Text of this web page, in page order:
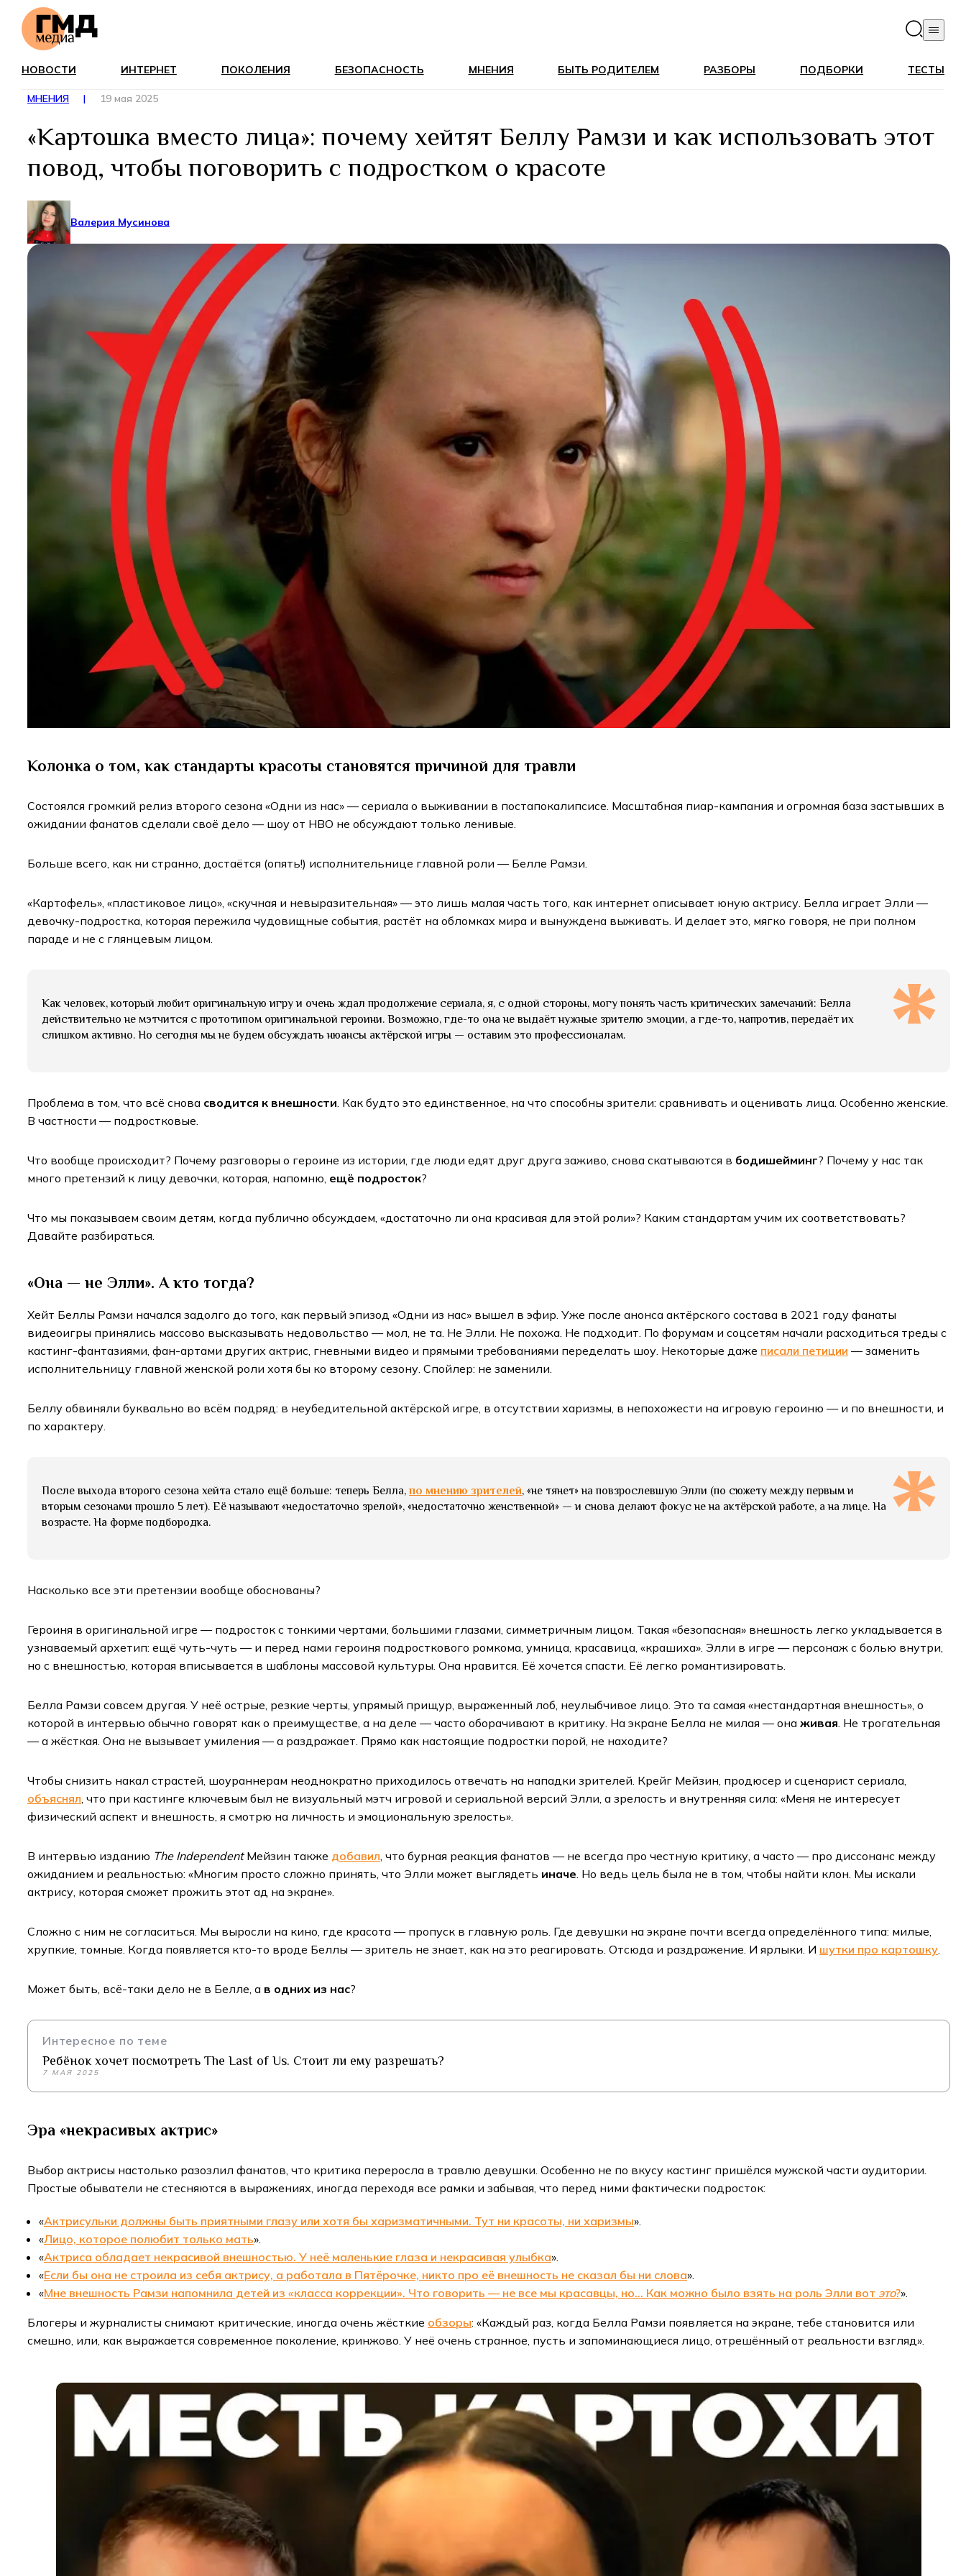
НОВОСТИ ИНТЕРНЕТ ПОКОЛЕНИЯ БЕЗОПАСНОСТЬ МНЕНИЯ БЫТЬ РОДИТЕЛЕМ РАЗБОРЫ ПОДБОРКИ ТЕСТЫ
МНЕНИЯ | 19 мая 2025
«Картошка вместо лица»: почему хейтят Беллу Рамзи и как использовать этот
повод, чтобы поговорить с подростком о красоте
Валерия Мусинова
Колонка о том, как стандарты красоты становятся причиной для травли
Состоялся громкий релиз второго сезона «Одни из нас» — сериала о выживании в постапокалипсисе. Масштабная пиар-кампания и огромная база застывших в
ожидании фанатов сделали своё дело — шоу от HBO не обсуждают только ленивые.
Больше всего, как ни странно, достаётся (опять!) исполнительнице главной роли — Белле Рамзи.
«Картофель», «пластиковое лицо», «скучная и невыразительная» — это лишь малая часть того, как интернет описывает юную актрису. Белла играет Элли —
девочку-подростка, которая пережила чудовищные события, растёт на обломках мира и вынуждена выживать. И делает это, мягко говоря, не при полном
параде и не с глянцевым лицом.
Как человек, который любит оригинальную игру и очень ждал продолжение сериала, я, с одной стороны, могу понять часть критических замечаний: Белла
действительно не мэтчится с прототипом оригинальной героини. Возможно, где-то она не выдаёт нужные зрителю эмоции, а где-то, напротив, передаёт их
слишком активно. Но сегодня мы не будем обсуждать нюансы актёрской игры — оставим это профессионалам.
Проблема в том, что всё снова сводится к внешности. Как будто это единственное, на что способны зрители: сравнивать и оценивать лица. Особенно женские.
В частности — подростковые.
Что вообще происходит? Почему разговоры о героине из истории, где люди едят друг друга заживо, снова скатываются в бодишейминг? Почему у нас так
много претензий к лицу девочки, которая, напомню, ещё подросток?
Что мы показываем своим детям, когда публично обсуждаем, «достаточно ли она красивая для этой роли»? Каким стандартам учим их соответствовать?
Давайте разбираться.
«Она — не Элли». А кто тогда?
Хейт Беллы Рамзи начался задолго до того, как первый эпизод «Одни из нас» вышел в эфир. Уже после анонса актёрского состава в 2021 году фанаты
видеоигры принялись массово высказывать недовольство — мол, не та. Не Элли. Не похожа. Не подходит. По форумам и соцсетям начали расходиться треды с
кастинг-фантазиями, фан-артами других актрис, гневными видео и прямыми требованиями переделать шоу. Некоторые даже писали петиции — заменить
исполнительницу главной женской роли хотя бы ко второму сезону. Спойлер: не заменили.
Беллу обвиняли буквально во всём подряд: в неубедительной актёрской игре, в отсутствии харизмы, в непохожести на игровую героиню — и по внешности, и
по характеру.
После выхода второго сезона хейта стало ещё больше: теперь Белла, по мнению зрителей, «не тянет» на повзрослевшую Элли (по сюжету между первым и
вторым сезонами прошло 5 лет). Её называют «недостаточно зрелой», «недостаточно женственной» — и снова делают фокус не на актёрской работе, а на лице. На
возрасте. На форме подбородка.
Насколько все эти претензии вообще обоснованы?
Героиня в оригинальной игре — подросток с тонкими чертами, большими глазами, симметричным лицом. Такая «безопасная» внешность легко укладывается в
узнаваемый архетип: ещё чуть-чуть — и перед нами героиня подросткового ромкома, умница, красавица, «крашиха». Элли в игре — персонаж с болью внутри,
но с внешностью, которая вписывается в шаблоны массовой культуры. Она нравится. Её хочется спасти. Её легко романтизировать.
Белла Рамзи совсем другая. У неё острые, резкие черты, упрямый прищур, выраженный лоб, неулыбчивое лицо. Это та самая «нестандартная внешность», о
которой в интервью обычно говорят как о преимуществе, а на деле — часто оборачивают в критику. На экране Белла не милая — она живая . Не трогательная
— а жёсткая. Она не вызывает умиления — а раздражает. Прямо как настоящие подростки порой, не находите?
Чтобы снизить накал страстей, шоураннерам неоднократно приходилось отвечать на нападки зрителей. Крейг Мейзин, продюсер и сценарист сериала,
объяснял , что при кастинге ключевым был не визуальный мэтч игровой и сериальной версий Элли, а зрелость и внутренняя сила: «Меня не интересует
физический аспект и внешность, я смотрю на личность и эмоциональную зрелость».
В интервью изданию The IndependentМейзин также добавил , что бурная реакция фанатов — не всегда про честную критику, а часто — про диссонанс между
ожиданием и реальностью: «Многим просто сложно принять, что Элли может выглядеть иначе . Но ведь цель была не в том, чтобы найти клон. Мы искали
актрису, которая сможет прожить этот ад на экране».
Сложно с ним не согласиться. Мы выросли на кино, где красота — пропуск в главную роль. Где девушки на экране почти всегда определённого типа: милые,
хрупкие, томные. Когда появляется кто-то вроде Беллы — зритель не знает, как на это реагировать. Отсюда и раздражение. И ярлыки. И шутки про картошку
Может быть, всё-таки дело не в Белле, а в одних из нас?
Интересное по теме
Ребёнок хочет посмотреть The Last of Us. Стоит ли ему разрешать?
7 МАЯ 2025
Эра «некрасивых актрис»
Выбор актрисы настолько разозлил фанатов, что критика переросла в травлю девушки. Особенно не по вкусу кастинг пришёлся мужской части аудитории.
Простые обыватели не стесняются в выражениях, иногда переходя все рамки и забывая, что перед ними фактически подросток:
«Актрисульки должны быть приятными глазу или хотя бы харизматичными. Тут ни красоты, ни харизмы».
«Лицо, которое полюбит только мать».
«Актриса обладает некрасивой внешностью. У неё маленькие глаза и некрасивая улыбка».
«Если бы она не строила из себя актрису, а работала в Пятёрочке, никто про её внешность не сказал бы ни слова».
«Мне внешность Рамзи напомнила детей из «класса коррекции». Что говорить — не все мы красавцы, но… Как можно было взять на роль Элли вот это?».
Блогеры и журналисты снимают критические, иногда очень жёсткие обзоры: «Каждый раз, когда Белла Рамзи появляется на экране, тебе становится или
смешно, или, как выражается современное поколение, кринжово. У неё очень странное, пусть и запоминающиеся лицо, отрешённый от реальности взгляд».